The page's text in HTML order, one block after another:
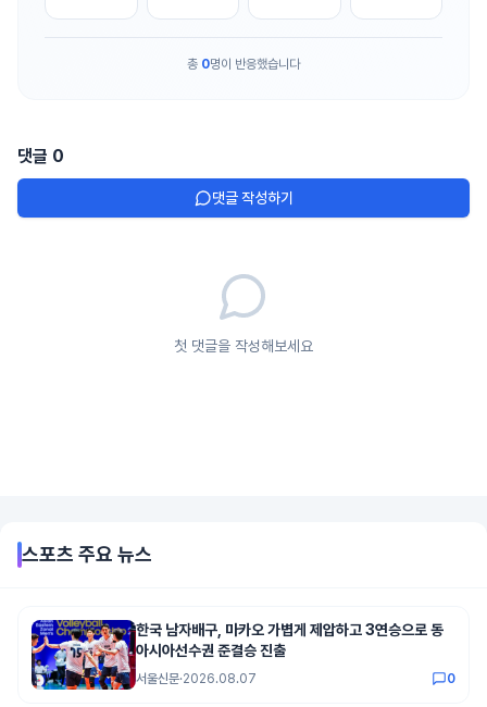
총 0명이 반응했습니다
댓글 0
댓글 작성하기
첫 댓글을 작성해보세요
스포츠 주요 뉴스
한국 남자배구, 마카오 가볍게 제압하고 3연승으로 동
아시아선수권 준결승 진출
서울신문·2026.08.07 0